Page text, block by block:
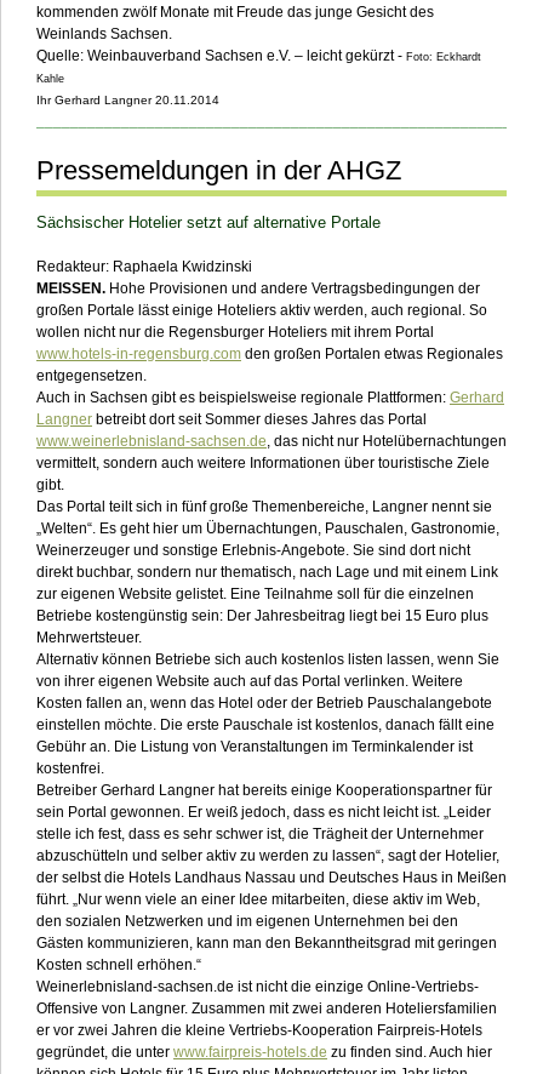
kommenden zwölf Monate mit Freude das junge Gesicht des
Weinlands Sachsen.
Quelle: Weinbauverband Sachsen e.V. – leicht gekürzt - Foto: Eckhardt
Kahle
Ihr Gerhard Langner 20.11.2014
Pressemeldungen in der AHGZ
Sächsischer Hotelier setzt auf alternative Portale
Redakteur: Raphaela Kwidzinski
MEISSEN. Hohe Provisionen und andere Vertragsbedingungen der
großen Portale lässt einige Hoteliers aktiv werden, auch regional. So
wollen nicht nur die Regensburger Hoteliers mit ihrem Portal
www.hotels-in-regensburg.com den großen Portalen etwas Regionales
entgegensetzen.
Auch in Sachsen gibt es beispielsweise regionale Plattformen: Gerhard
Langner betreibt dort seit Sommer dieses Jahres das Portal
www.weinerlebnisland-sachsen.de , das nicht nur Hotelübernachtungen
vermittelt, sondern auch weitere Informationen über touristische Ziele
gibt.
Das Portal teilt sich in fünf große Themenbereiche, Langner nennt sie
„Welten“. Es geht hier um Übernachtungen, Pauschalen, Gastronomie,
Weinerzeuger und sonstige Erlebnis-Angebote. Sie sind dort nicht
direkt buchbar, sondern nur thematisch, nach Lage und mit einem Link
zur eigenen Website gelistet. Eine Teilnahme soll für die einzelnen
Betriebe kostengünstig sein: Der Jahresbeitrag liegt bei 15 Euro plus
Mehrwertsteuer.
Alternativ können Betriebe sich auch kostenlos listen lassen, wenn Sie
von ihrer eigenen Website auch auf das Portal verlinken. Weitere
Kosten fallen an, wenn das Hotel oder der Betrieb Pauschalangebote
einstellen möchte. Die erste Pauschale ist kostenlos, danach fällt eine
Gebühr an. Die Listung von Veranstaltungen im Terminkalender ist
kostenfrei.
Betreiber Gerhard Langner hat bereits einige Kooperationspartner für
sein Portal gewonnen. Er weiß jedoch, dass es nicht leicht ist. „Leider
stelle ich fest, dass es sehr schwer ist, die Trägheit der Unternehmer
abzuschütteln und selber aktiv zu werden zu lassen“, sagt der Hotelier,
der selbst die Hotels Landhaus Nassau und Deutsches Haus in Meißen
führt. „Nur wenn viele an einer Idee mitarbeiten, diese aktiv im Web,
den sozialen Netzwerken und im eigenen Unternehmen bei den
Gästen kommunizieren, kann man den Bekanntheitsgrad mit geringen
Kosten schnell erhöhen.“
Weinerlebnisland-sachsen.de ist nicht die einzige Online-Vertriebs-
Offensive von Langner. Zusammen mit zwei anderen Hoteliersfamilien
er vor zwei Jahren die kleine Vertriebs-Kooperation Fairpreis-Hotels
gegründet, die unter www.fairpreis-hotels.de zu finden sind. Auch hier